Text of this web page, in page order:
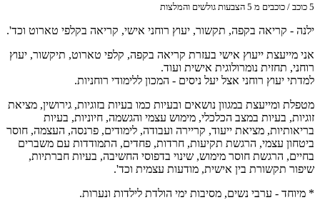
5 כוכב / כוכבים מ 5 הצבעות גולשים והמלצות
ילנה - קריאה בקפה, תקשור, יעוץ רוחני אישי, קריאה בקלפי טארוט וכד'.
אני מייעצת ייעוץ אישי בעזרת קריאה בקפה, קלפי טארוט, תיקשור, יעוץ
רוחני, תחזית נומרולוגית אישית ועוד.
למדתי יעוץ רוחני אצל יעל ניסים - המכון ללימודי רוחניות.
מטפלת ומייעצת במגוון נושאים ובעיות כמו בעיות בזוגיות, גירושין, מציאת
זוגיות, בעיות במצב הכלכלי, מימוש עצמי והגשמה, חיוניות, בעיות
בריאותיות, מציאת ייעוד, קריירה ועבודה, לימודים, פרנסה, העצמה, חוסר
ביטחון עצמי, הרגשת תקיעות, חרדות, פחדים, התמודדות עם משברים
בחיים, הרגשת חוסר מימוש, שינוי בדפוסי החשיבה, בעיות חברתיות,
שיפור תקשורת בין אישית, מודעות עצמית וכד'.
* מיוחד - ערבי נשים, מסיבות ימי הולדת לילדות ונערות.